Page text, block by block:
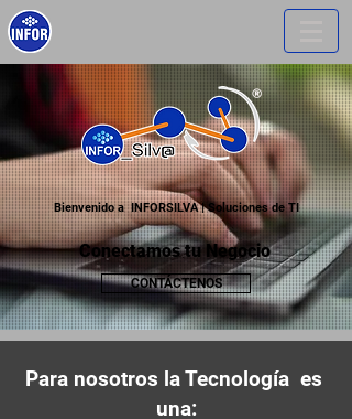
Bienvenido a INFORSILVA | Soluciones de TI
Conectamos tu Negocio
CONTÁCTENOS
Para nosotros la Tecnología es
una: